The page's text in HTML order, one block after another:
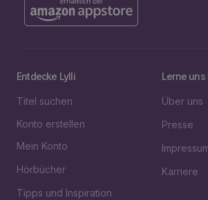
Entdecke Lylli
Titel suchen
Konto erstellen
Mein Konto
Hörbücher
Tipps und Inspiration
Lerne
Über uns
Presse
Karriere